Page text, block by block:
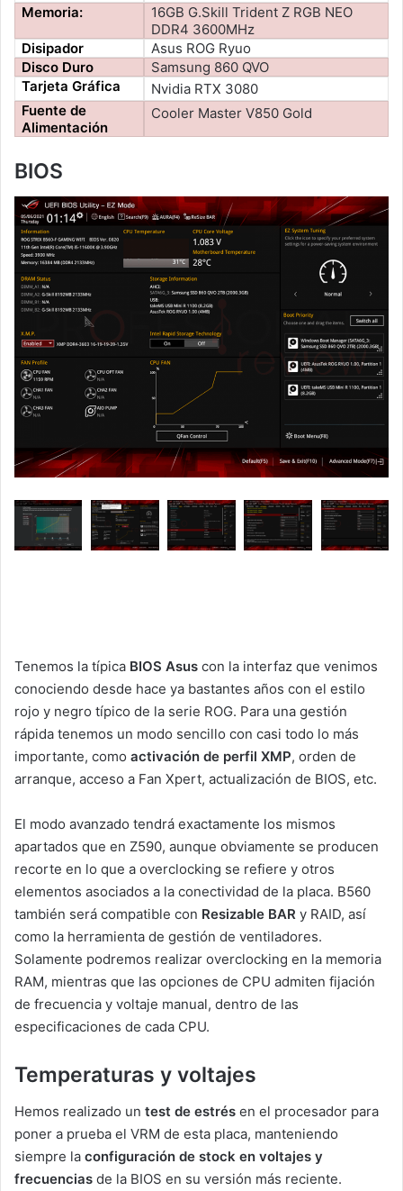
Memoria:
16GB G.Skill Trident Z RGB NEO
DDR4 3600MHz
Disipador
Asus ROG Ryuo
Disco Duro
Samsung 860 QVO
Tarjeta Gráfica
Nvidia RTX 3080
Fuente de
Alimentación
Cooler Master V850 Gold
BIOS
Tenemos la típica BIOS Asus con la interfaz que venimos
conociendo desde hace ya bastantes años con el estilo
rojo y negro típico de la serie ROG. Para una gestión
rápida tenemos un modo sencillo con casi todo lo más
importante, como activación de perfil XMP, orden de
arranque, acceso a Fan Xpert, actualización de BIOS, etc.
El modo avanzado tendrá exactamente los mismos
apartados que en Z590, aunque obviamente se producen
recorte en lo que a overclocking se refiere y otros
elementos asociados a la conectividad de la placa. B560
también será compatible con Resizable BAR y RAID, así
como la herramienta de gestión de ventiladores.
Solamente podremos realizar overclocking en la memoria
RAM, mientras que las opciones de CPU admiten fijación
de frecuencia y voltaje manual, dentro de las
especificaciones de cada CPU.
Temperaturas y voltajes
Hemos realizado un test de estrés en el procesador para
poner a prueba el VRM de esta placa, manteniendo
siempre la configuración de stock en voltajes y
frecuencias de la BIOS en su versión más reciente.